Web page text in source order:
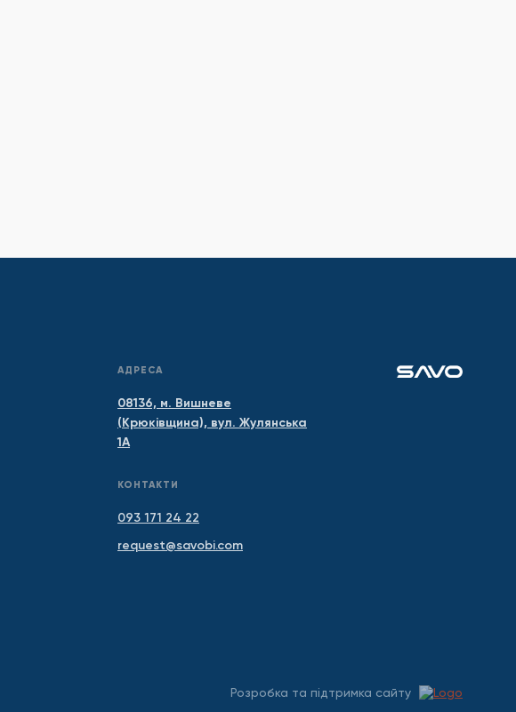
АДРЕСА
08136, м. Вишневе
(Крюківщина), вул. Жулянська
1А
КОНТАКТИ
093 171 24 22
request@savobi.com
Розробка та підтримка сайту